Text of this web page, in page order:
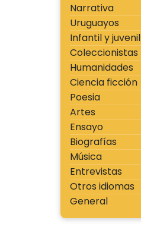
Narrativa
Uruguayos
Infantil y juvenil
Coleccionistas
Humanidades
Ciencia ficción
Poesia
Artes
Ensayo
Biografías
Música
Entrevistas
Otros idiomas
General